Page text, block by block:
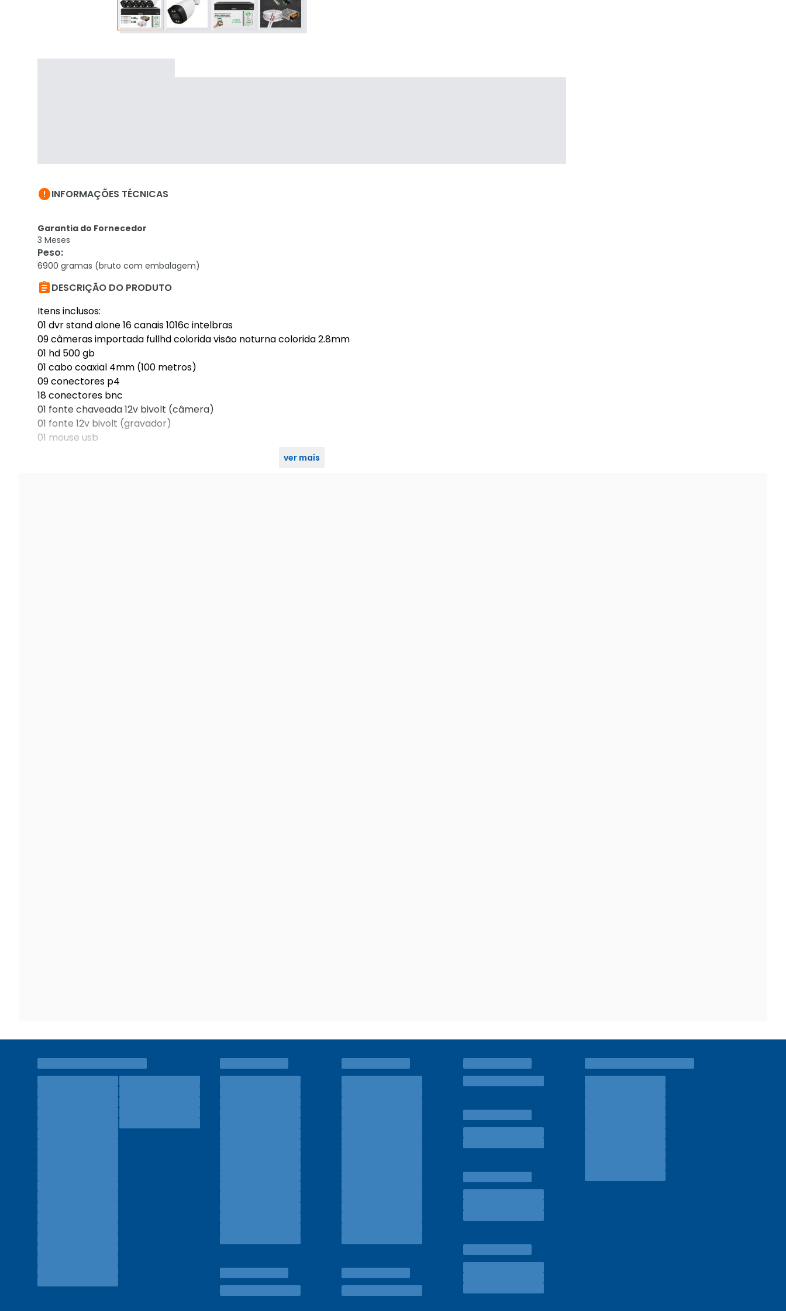
INFORMAÇÕES TÉCNICAS
Garantia do Fornecedor
3 Meses
Peso:
6900 gramas (bruto com embalagem)
DESCRIÇÃO DO PRODUTO
Itens inclusos:
01 dvr stand alone 16 canais 1016c intelbras
09 câmeras importada fullhd colorida visão noturna colorida 2.8mm
01 hd 500 gb
01 cabo coaxial 4mm (100 metros)
09 conectores p4
18 conectores bnc
01 fonte chaveada 12v bivolt (câmera)
01 fonte 12v bivolt (gravador)
01 mouse usb
ver mais